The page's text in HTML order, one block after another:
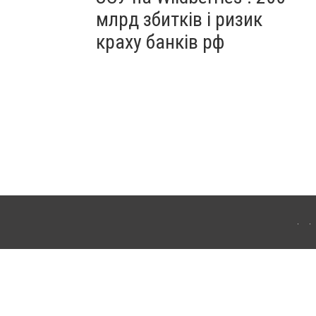
млрд збитків і ризик
краху банків рф